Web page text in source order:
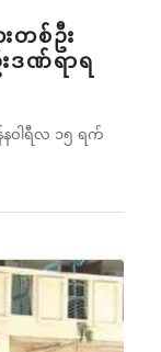
တစ်ဦး
ဒဏ်ရာရ
ဝါရီလ ၁၅ ရက်